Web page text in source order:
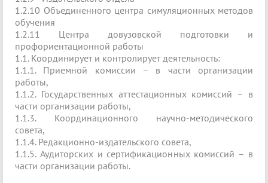
1.2.10 Объединенного центра симуляционных методов
обучения
1.2.11 Центра довузовской подготовки и
профориентационной работы
1.1. Координирует и контролирует деятельность:
1.1.1. Приемной комиссии – в части организации
работы,
1.1.2. Государственных аттестационных комиссий – в
части организации работы,
1.1.3. Координационного научно-методического
совета,
1.1.4. Редакционно-издательского совета,
1.1.5. Аудиторских и сертификационных комиссий – в
части организации работы.